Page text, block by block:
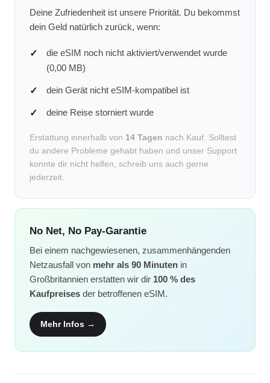
Deine Zufriedenheit ist unsere Priorität. Du bekommst
dein Geld natürlich zurück, wenn:
die eSIM noch nicht aktiviert/verwendet wurde
(0,00 MB)
dein Gerät nicht eSIM-kompatibel ist
deine Reise storniert wurde
Erstattung innerhalb von 14 Tagen nach Kauf. Solltest
du andere Probleme gehabt haben und unser Support
konnte dir nicht helfen, schreib uns auch gerne
jederzeit.
No Net, No Pay-Garantie
Bei einem nachgewiesenen, zusammenhängenden
Netzausfall von mehr als 90 Minuten in
Großbritannien erstatten wir dir 100 % des
Kaufpreises der betroffenen eSIM.
Mehr Infos →